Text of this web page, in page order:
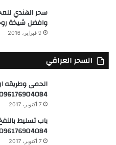
سحر الهندي
وافضل شيخة روحانية
9 فبراير، 2016
السحر العراقي
الحمى وطريقه
7 أكتوبر، 2017
باب تسليط
7 أكتوبر، 2017